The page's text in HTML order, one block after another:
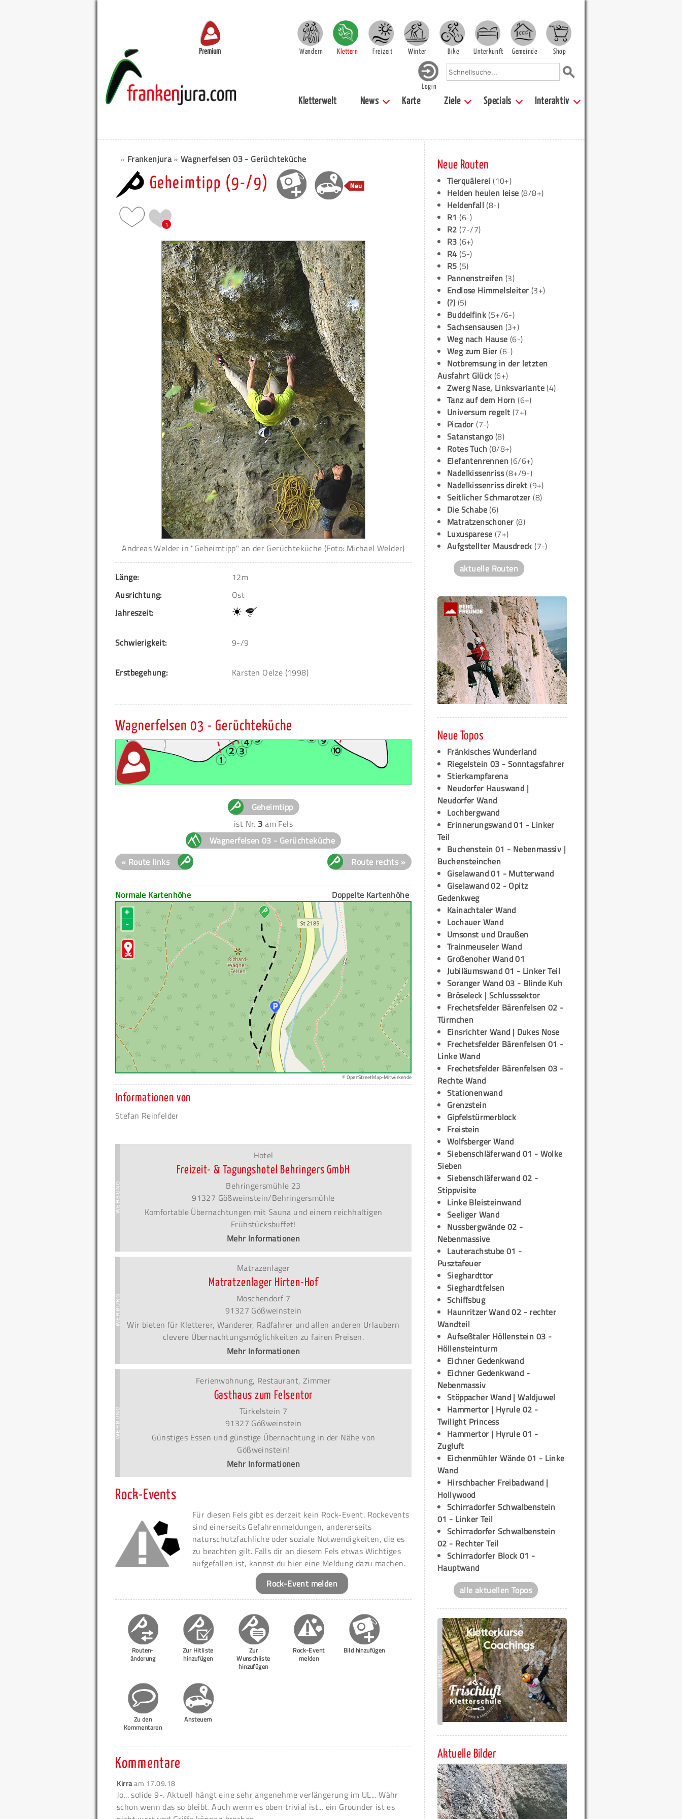
Premium Wandern Klettern Freizeit Winter Bike Unterkunft Gemeinde Shop
Login
Kletterwelt News Karte Ziele Specials Interaktiv
» Frankenjura»Wagnerfelsen 03 - Gerüchteküche
Geheimtipp (9-/9)
1
Andreas Welder in "Geheimtipp" an der Gerüchteküche (Foto: Michael Welder)
Länge:
12m
Ausrichtung:
Ost
Jahreszeit:
Schwierigkeit: 9-/9
Erstbegehung: Karsten Oelze (1998)
Wagnerfelsen 03 - Gerüchteküche
Geheimtipp
ist Nr. 3 am Fels
Wagnerfelsen 03 - Gerüchteküche
« Route links
Route rechts »
Normale Kartenhöhe Doppelte Kartenhöhe
+
-
© OpenStreetMap-Mitwirkende
Informationen von
Stefan Reinfelder
Hotel
Freizeit- & Tagungshotel Behringers GmbH
Behringersmühle 23
91327 Gößweinstein/Behringersmühle
Komfortable Übernachtungen mit Sauna und einem reichhaltigen
Frühstücksbuffet!
Mehr Informationen
Matrazenlager
Matratzenlager Hirten-Hof
Moschendorf 7
91327 Gößweinstein
Wir bieten für Kletterer, Wanderer, Radfahrer und allen anderen Urlaubern
clevere Übernachtungsmöglichkeiten zu fairen Preisen.
Mehr Informationen
Ferienwohnung, Restaurant, Zimmer
Gasthaus zum Felsentor
Türkelstein 7
91327 Gößweinstein
Günstiges Essen und günstige Übernachtung in der Nähe von
Gößweinstein!
Mehr Informationen
Rock-Events
Für diesen Fels gibt es derzeit kein Rock-Event. Rockevents
sind einerseits Gefahrenmeldungen, andererseits
naturschutzfachliche oder soziale Notwendigkeiten, die es
zu beachten gilt. Falls dir an diesem Fels etwas Wichtiges
aufgefallen ist, kannst du hier eine Meldung dazu machen.
Rock-Event melden
Routen-
änderung
Zur Hitliste
hinzufügen
Zur
Wunschliste
hinzufügen
Rock-Event
melden
Bild hinzufügen
Zu den
Kommentaren
Ansteuern
Kommentare
Kirraam 17.09.18
Jo... solide 9-. Aktuell hängt eine sehr angenehme verlängerung im UL... Währ
schon wenn das so bleibt. Auch wenn es oben trivial ist... ein Grounder ist es
Neue Routen
Tierquälerei (10+)
Helden heulen leise(8/8+)
Heldenfall(8-)
R1 (6-)
R2 (7-/7)
R3 (6+)
R4 (5-)
R5 (5)
Pannenstreifen (3)
Endlose Himmelsleiter (3+)
(?) (5)
Buddelfink(5+/6-)
Sachsensausen (3+)
Weg nach Hause (6-)
Weg zum Bier (6-)
Notbremsung in der letzten
Ausfahrt Glück (6+)
Zwerg Nase, Linksvariante(4)
Tanz auf dem Horn (6+)
Universum regelt (7+)
Picador (7-)
Satanstango(8)
Rotes Tuch(8/8+)
Elefantenrennen(6/6+)
Nadelkissenriss(8+/9-)
Nadelkissenriss direkt (9+)
Seitlicher Schmarotzer (8)
Die Schabe(6)
Matratzenschoner (8)
Luxusparese (7+)
Aufgstellter Mausdreck (7-)
aktuelle Routen
Neue Topos
Fränkisches Wunderland
Riegelstein 03 - Sonntagsfahrer
Stierkampfarena
Neudorfer Hauswand |
Neudorfer Wand
Lochbergwand
Erinnerungswand 01 - Linker
Teil
Buchenstein 01 - Nebenmassiv |
Buchensteinchen
Giselawand 01 - Mutterwand
Giselawand 02 - Opitz
Gedenkweg
Kainachtaler Wand
Lochauer Wand
Umsonst und Draußen
Trainmeuseler Wand
Großenoher Wand 01
Jubiläumswand 01 - Linker Teil
Soranger Wand 03 - Blinde Kuh
Bröseleck | Schlusssektor
Frechetsfelder Bärenfelsen 02 -
Türmchen
Einsrichter Wand | Dukes Nose
Frechetsfelder Bärenfelsen 01 -
Linke Wand
Frechetsfelder Bärenfelsen 03 -
Rechte Wand
Stationenwand
Grenzstein
Gipfelstürmerblock
Freistein
Wolfsberger Wand
Siebenschläferwand 01 - Wolke
Sieben
Siebenschläferwand 02 -
Stippvisite
Linke Bleisteinwand
Seeliger Wand
Nussbergwände 02 -
Nebenmassive
Lauterachstube 01 -
Pusztafeuer
Sieghardttor
Sieghardtfelsen
Schiffsbug
Haunritzer Wand 02 - rechter
Wandteil
Aufseßtaler Höllenstein 03 -
Höllensteinturm
Eichner Gedenkwand
Eichner Gedenkwand -
Nebenmassiv
Stöppacher Wand | Waldjuwel
Hammertor | Hyrule 02 -
Twilight Princess
Hammertor | Hyrule 01 -
Zugluft
Eichenmühler Wände 01 - Linke
Wand
Hirschbacher Freibadwand |
Hollywood
Schirradorfer Schwalbenstein
01 - Linker Teil
Schirradorfer Schwalbenstein
02 - Rechter Teil
Schirradorfer Block 01 -
Hauptwand
alle aktuellen Topos
Aktuelle Bilder